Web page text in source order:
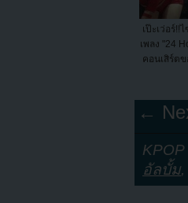
เป๊ะเว่อร์!!
เพลง "24
คอนเสิร์ตข
←
อัลบั้ม,